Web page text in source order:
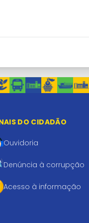
DO CIDADÃO
Ouvidoria
Denúncia à corrupção
Acesso à informação